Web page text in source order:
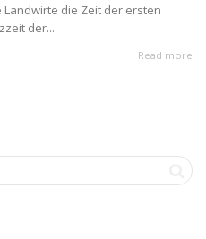
Landwirte die Zeit der ersten
der...
Read more